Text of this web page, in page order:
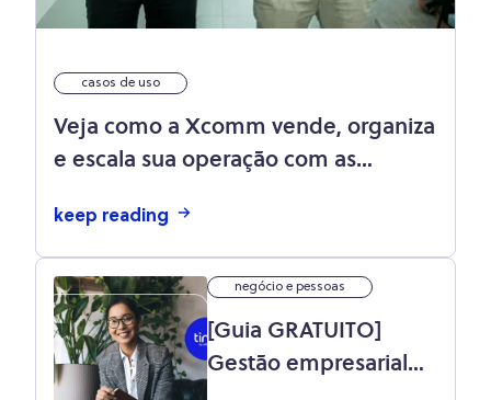
casos de uso
Veja como a Xcomm vende, organiza
e escala sua operação com as
keep reading
negócio e pessoas
[Guia GRATUITO]
Gestão empresarial